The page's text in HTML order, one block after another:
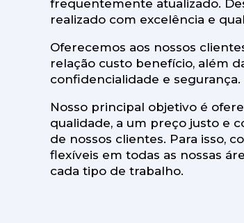
frequentemente atualizado.
realizado com excelência e
Oferecemos aos nossos
relação custo benefício, além
confidencialidade e segurança.
Nosso principal objetivo é
qualidade, a um preço justo e
de nossos clientes. Para isso,
flexíveis em todas as nossas
cada tipo de trabalho.